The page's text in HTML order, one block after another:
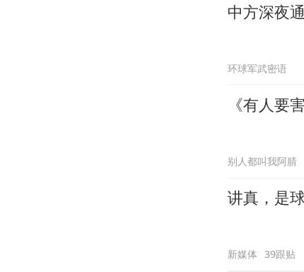
中方深夜
环球军武密语
《有人要
别人都叫我阿腈
讲真，是
新媒体 39跟贴